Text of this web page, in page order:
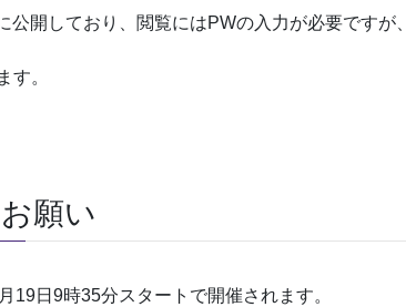
公開しており、閲覧にはPWの入力が必要ですが、
す。
願い
19日9時35分スタートで開催されます。